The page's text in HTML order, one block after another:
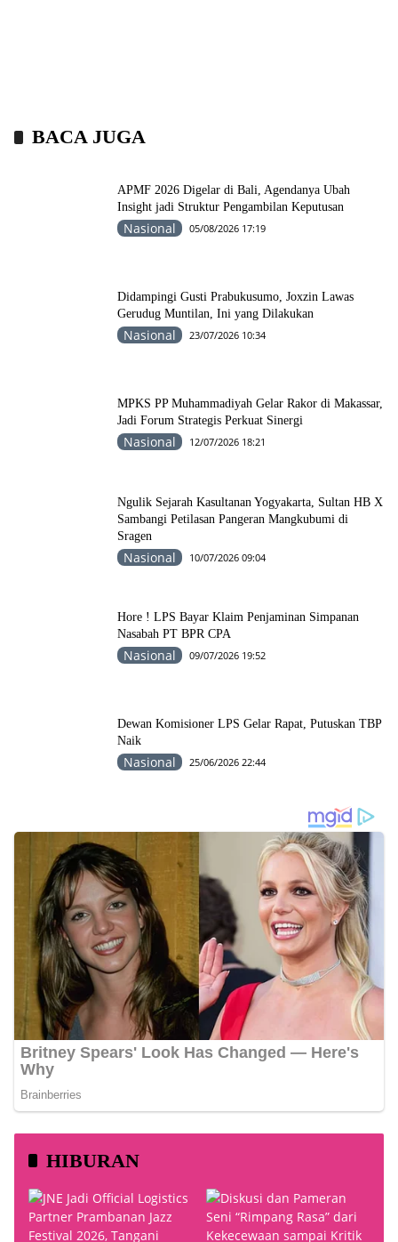
BACA JUGA
APMF 2026 Digelar di Bali, Agendanya Ubah
Insight jadi Struktur Pengambilan Keputusan
Nasional 05/08/2026 17:19
Didampingi Gusti Prabukusumo, Joxzin Lawas
Gerudug Muntilan, Ini yang Dilakukan
Nasional 23/07/2026 10:34
MPKS PP Muhammadiyah Gelar Rakor di Makassar,
Jadi Forum Strategis Perkuat Sinergi
Nasional 12/07/2026 18:21
Ngulik Sejarah Kasultanan Yogyakarta, Sultan HB X
Sambangi Petilasan Pangeran Mangkubumi di
Sragen
Nasional 10/07/2026 09:04
Hore ! LPS Bayar Klaim Penjaminan Simpanan
Nasabah PT BPR CPA
Nasional 09/07/2026 19:52
Dewan Komisioner LPS Gelar Rapat, Putuskan TBP
Naik
Nasional 25/06/2026 22:44
HIBURAN